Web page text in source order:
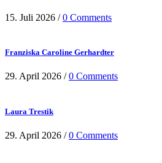
15. Juli 2026 /0 Comments
Franziska Caroline Gerhardter
29. April 2026 /0 Comments
Laura Trestik
29. April 2026 /0 Comments